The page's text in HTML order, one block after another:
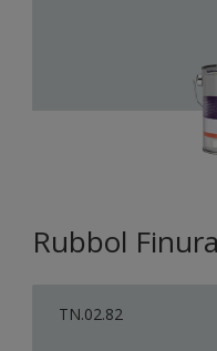
Rubbol
TN.02.82